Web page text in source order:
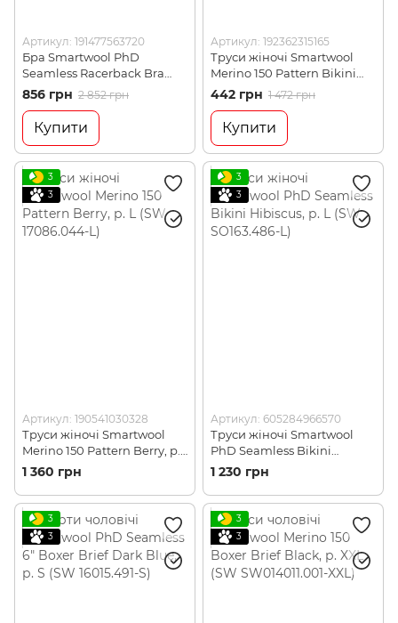
Артикул: 191477563720
Бра Smartwool PhD
Seamless Racerback Bra
Black, р. XL (SW 16024.001-
856 грн 2 852 грн
Купити
Артикул: 192362315165
Труси жіночі Smartwool
Merino 150 Pattern Bikini
Cascade Purple, р. XS (SW
16157.B30-XS)
442 грн 1 472 грн
Купити
3
3
Артикул: 190541030328
Труси жіночі Smartwool
Merino 150 Pattern Berry, р.
L (SW 17086.044-L)
1 360 грн
3
3
Артикул: 605284966570
Труси жіночі Smartwool
PhD Seamless Bikini
Hibiscus, р. L (SW
SO163.486-L)
1 230 грн
3
3
3
3